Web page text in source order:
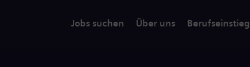
Jobs suchen Über uns Berufseinstieg